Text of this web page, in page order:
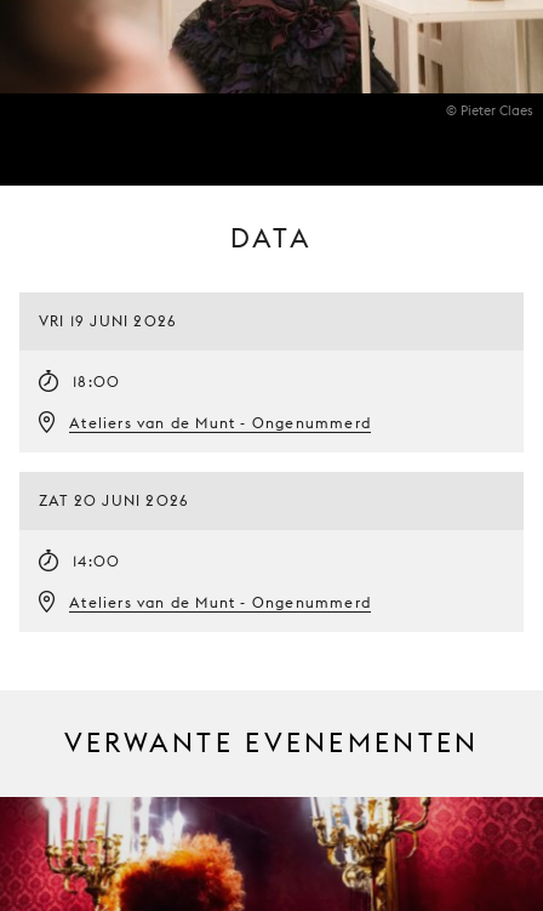
© Pieter Claes
DATA
VRI 19 JUNI 2026
18:00
Ateliers van de Munt - Ongenummerd
ZAT 20 JUNI 2026
14:00
Ateliers van de Munt - Ongenummerd
VERWANTE EVENEMENTEN